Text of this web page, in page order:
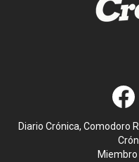
Diario Crónica, Comodoro
Miembro